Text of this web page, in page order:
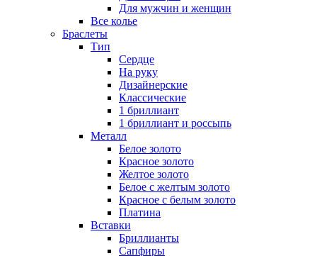
Для мужчин и женщин
Все колье
Браслеты
Тип
Сердце
На руку
Дизайнерские
Классические
1 бриллиант
1 бриллиант и россыпь
Металл
Белое золото
Красное золото
Желтое золото
Белое с желтым золото
Красное с белым золото
Платина
Вставки
Бриллианты
Сапфиры